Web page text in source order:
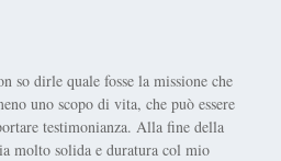
so dirle quale fosse la missione che
uno scopo di vita, che può essere
testimonianza. Alla fine della
molto solida e duratura col mio